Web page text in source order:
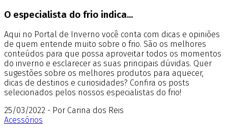
O especialista do frio indica...
Aqui no Portal de Inverno você conta com dicas e opiniões
de quem entende muito sobre o frio. São os melhores
conteúdos para que possa aproveitar todos os momentos
do inverno e esclarecer as suas principais dúvidas. Quer
sugestões sobre os melhores produtos para aquecer,
dicas de destinos e curiosidades? Confira os posts
selecionados pelos nossos especialistas do frio!
25/03/2022 - Por Carina dos Reis
Acessórios